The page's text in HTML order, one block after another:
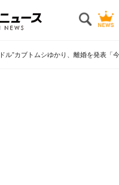
ル”カブトムシゆかり、離婚を発表「